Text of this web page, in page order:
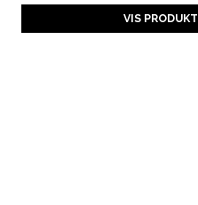
VIS PRODUKT